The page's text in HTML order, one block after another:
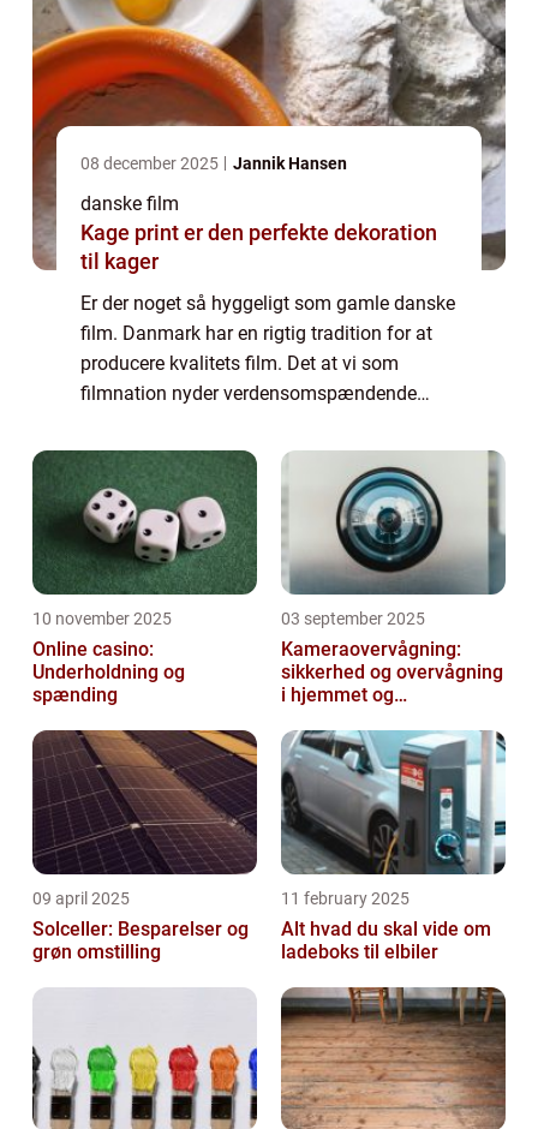
08 december 2025 Jannik Hansen
danske film
Kage print er den perfekte dekoration
til kager
Er der noget så hyggeligt som gamle danske
film. Danmark har en rigtig tradition for at
producere kvalitets film. Det at vi som
filmnation nyder verdensomspændende
produktion er altså ingen nyhed. ...
10 november 2025
Online casino:
Underholdning og
spænding
03 september 2025
Kameraovervågning:
sikkerhed og overvågning
i hjemmet og
09 april 2025
Solceller: Besparelser og
grøn omstilling
11 february 2025
Alt hvad du skal vide om
ladeboks til elbiler